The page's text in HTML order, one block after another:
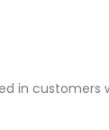
in customers